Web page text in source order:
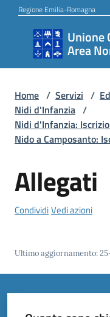
Vai al contenuto
Vai alla navigazione
Vai al footer
Regione Emilia-Romagna
Unione
Area
Unione
Comuni
Area
Nord
Amministrazione
Novità
Home / Servizi /
Nidi d'Infanzia /
Nidi d'Infanzia:
Nido a Camposanto:
Allegati
CondividiVedi azioni
Ultimo aggiornamento: